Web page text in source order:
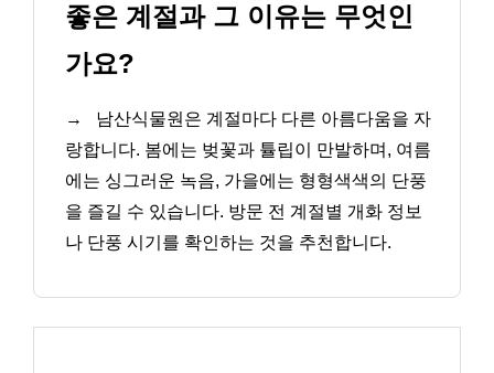
좋은 계절과 그 이유는 무엇인
가요?
→
남산식물원은 계절마다 다른 아름다움을 자
랑합니다. 봄에는 벚꽃과 튤립이 만발하며, 여름
에는 싱그러운 녹음, 가을에는 형형색색의 단풍
을 즐길 수 있습니다. 방문 전 계절별 개화 정보
나 단풍 시기를 확인하는 것을 추천합니다.